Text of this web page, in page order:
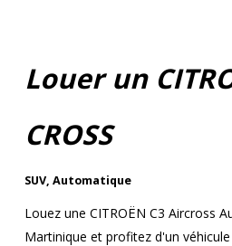
Louer un
CROSS
SUV, Automatique
Louez une CITROËN C3 Aircross
Martinique et profitez d'un